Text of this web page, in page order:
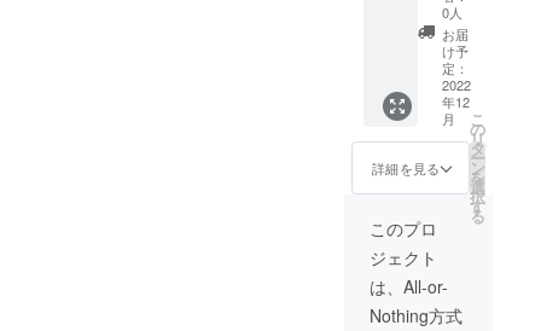
泊費等
がかか
る場合
は自己
負担で
お願い
しま
す。 ※
受取期
限：目
達成後
から
2023年
1月末ま
で
巻末ク
レジッ
ト掲載
スペ
シャル
スポン
サーに
なれる
権利で
す。 ・
お名前
とQRを
巻末に
掲載 ・
完成し
た
0人
お届
け予
定：
2022
年12
月
詳細を見る
こ
の
リ
タ
ー
ン
を
選
択
す
る
このプロ
ジェクト
は、All-or-
Nothing方式